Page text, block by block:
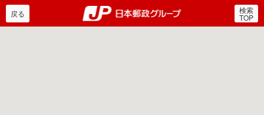
郵便局・日本郵政グルー
戻る 検索
TOP